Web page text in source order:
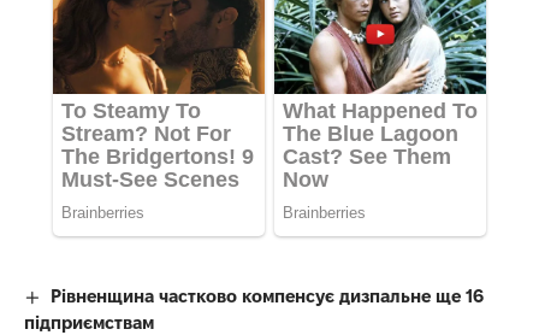
Рівненщина частково компенсує дизпальне ще 16
підприємствам